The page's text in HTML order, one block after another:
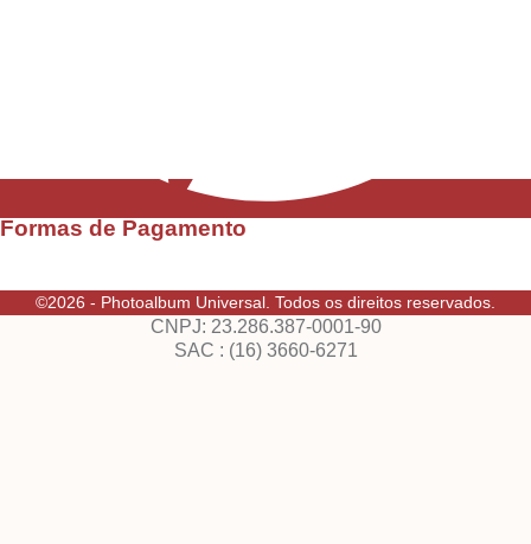
Formas de Pagamento
©2026 - Photoalbum Universal. Todos os direitos reservados.
CNPJ: 23.286.387-0001-90
SAC : (16) 3660-6271